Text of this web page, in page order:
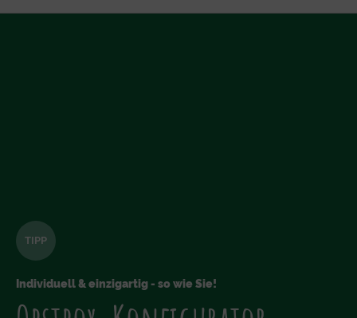
TIPP
Individuell & einzigartig - so wie Sie!